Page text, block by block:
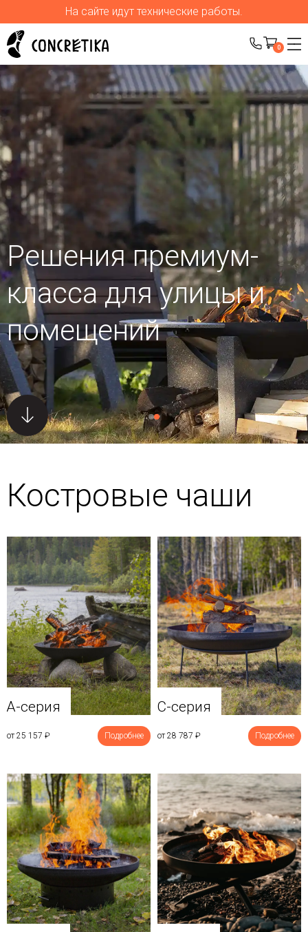
На сайте идут технические работы.
0
Решения премиум-
класса для улицыи
помещений
Костровые чаши
A-серия
от 25 157 ₽ Подробнее
C-серия
от 28 787 ₽ Подробнее